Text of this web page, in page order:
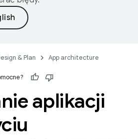
& Plan App architecture
aplikacji